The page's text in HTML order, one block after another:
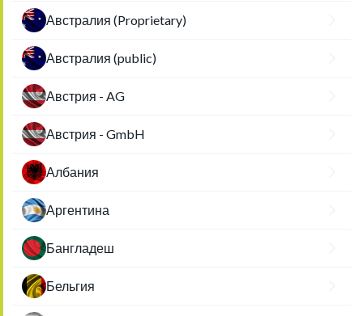
Австралия (Proprietary)
Австралия (public)
Австрия - AG
Австрия - GmbH
Албания
Аргентина
Бангладеш
Бельгия